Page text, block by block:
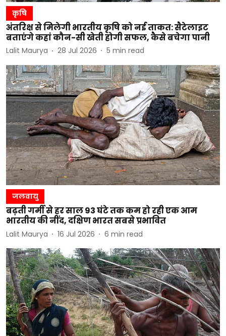
कृषि
अंतरिक्ष से मिलेगी भारतीय कृषि को नई ताकत: सैटेलाइट
बताएंगे कहां कौन-सी खेती होगी सफल, कैसे बचेगा पानी
Lalit Maurya 28 Jul 2026 5 min read
जलवायु
बढ़ती गर्मी से हर साल 93 घंटे तक कम हो रही एक आम
भारतीय की नींद, दक्षिण भारत सबसे प्रभावित
Lalit Maurya 16 Jul 2026 6 min read